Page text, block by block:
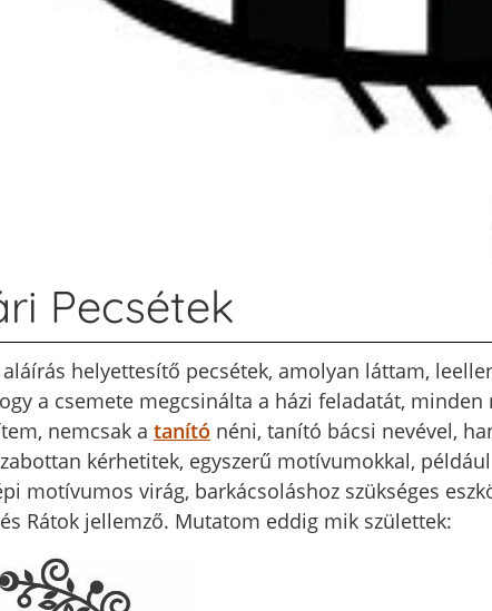
Pecsétek
aláírás helyettesítő pecsétek, amolyan láttam,
a csemete megcsinálta a házi feladatát,
nemcsak a tanító néni, tanító bácsi nevével,
kérhetitek, egyszerű motívumokkal,
motívumos virág, barkácsoláshoz szükséges
Rátok jellemző. Mutatom eddig mik születtek: